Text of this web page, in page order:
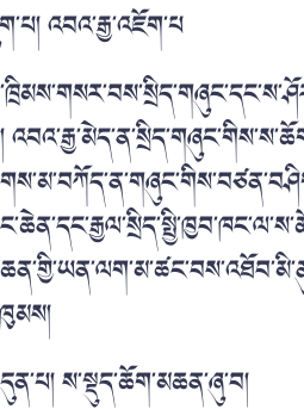
འབའ་རྒྱ་འཇོག་པ
ས་སྡུད་ཆོག་མཆན་ཞུ་བ།